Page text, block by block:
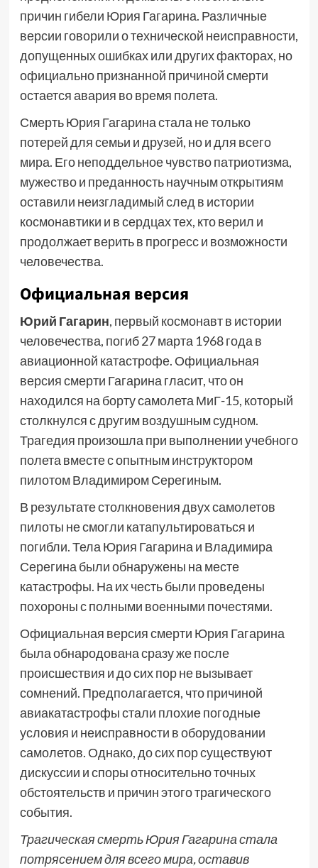
причин гибели Юрия Гагарина. Различные
версии говорили о технической неисправности,
допущенных ошибках или других факторах, но
официально признанной причиной смерти
остается авария во время полета.
Смерть Юрия Гагарина стала не только
потерей для семьи и друзей, но и для всего
мира. Его неподдельное чувство патриотизма,
мужество и преданность научным открытиям
оставили неизгладимый след в истории
космонавтики и в сердцах тех, кто верил и
продолжает верить в прогресс и возможности
человечества.
Официальная версия
Юрий Гагарин, первый космонавт в истории
человечества, погиб 27 марта 1968 года в
авиационной катастрофе. Официальная
версия смерти Гагарина гласит, что он
находился на борту самолета МиГ-15, который
столкнулся с другим воздушным судном.
Трагедия произошла при выполнении учебного
полета вместе с опытным инструктором
пилотом Владимиром Серегиным.
В результате столкновения двух самолетов
пилоты не смогли катапультироваться и
погибли. Тела Юрия Гагарина и Владимира
Серегина были обнаружены на месте
катастрофы. На их честь были проведены
похороны с полными военными почестями.
Официальная версия смерти Юрия Гагарина
была обнародована сразу же после
происшествия и до сих пор не вызывает
сомнений. Предполагается, что причиной
авиакатастрофы стали плохие погодные
условия и неисправности в оборудовании
самолетов. Однако, до сих пор существуют
дискуссии и споры относительно точных
обстоятельств и причин этого трагического
события.
Трагическая смерть Юрия Гагарина стала
потрясением для всего мира, оставив